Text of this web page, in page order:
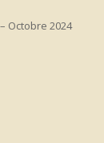
Octobre 2024